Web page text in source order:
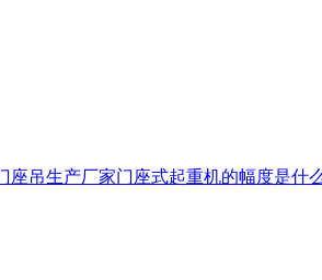
座吊生产厂家门座式起重机的幅度是什